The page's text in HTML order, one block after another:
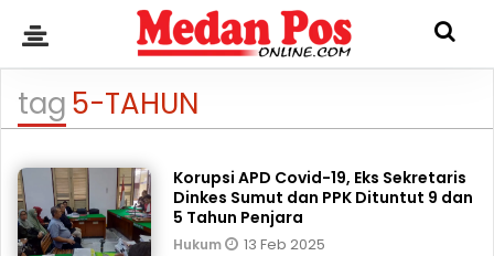
tag5-TAHUN
Korupsi APD Covid-19, Eks Sekretaris
Dinkes Sumut dan PPK Dituntut 9 dan
5 Tahun Penjara
Hukum 13 Feb 2025